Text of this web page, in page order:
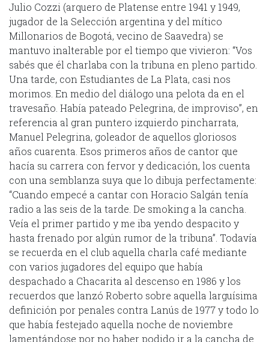
Julio Cozzi (arquero de Platense entre 1941 y 1949,
jugador de la Selección argentina y del mítico
Millonarios de Bogotá, vecino de Saavedra) se
mantuvo inalterable por el tiempo que vivieron: “Vos
sabés que él charlaba con la tribuna en pleno partido.
Una tarde, con Estudiantes de La Plata, casi nos
morimos. En medio del diálogo una pelota da en el
travesaño. Había pateado Pelegrina, de improviso”, en
referencia al gran puntero izquierdo pincharrata,
Manuel Pelegrina, goleador de aquellos gloriosos
años cuarenta. Esos primeros años de cantor que
hacía su carrera con fervor y dedicación, los cuenta
con una semblanza suya que lo dibuja perfectamente:
“Cuando empecé a cantar con Horacio Salgán tenía
radio a las seis de la tarde. De smoking a la cancha.
Veía el primer partido y me iba yendo despacito y
hasta frenado por algún rumor de la tribuna”. Todavía
se recuerda en el club aquella charla café mediante
con varios jugadores del equipo que había
despachado a Chacarita al descenso en 1986 y los
recuerdos que lanzó Roberto sobre aquella larguísima
definición por penales contra Lanús de 1977 y todo lo
que había festejado aquella noche de noviembre
lamentándose por no haber podido ir a la cancha de